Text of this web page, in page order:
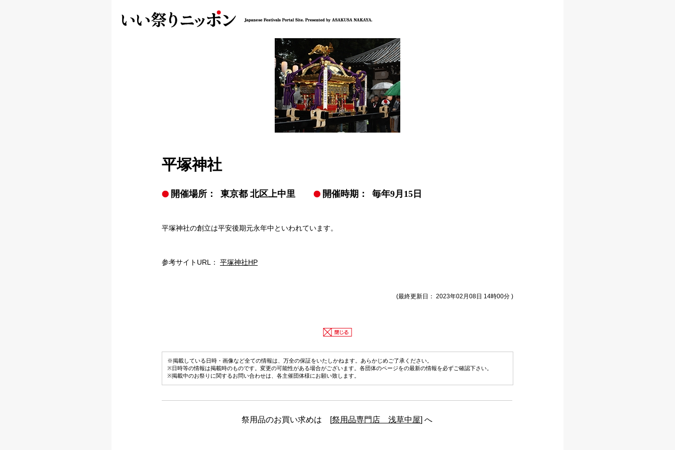
平塚神社
開催場所： 東京都 北区上中里 開催時期： 毎年9月15日
平塚神社の創立は平安後期元永年中といわれています。
参考サイトURL： 平塚神社HP
(最終更新日： 2023年02月08日 14時00分 )
※掲載している日時・画像など全ての情報は、万全の保証をいたしかねます。あらかじめご了承ください。
※日時等の情報は掲載時のものです。変更の可能性がある場合がございます。各団体のページをの最新の情報を必ずご確認下さい。
※掲載中のお祭りに関するお問い合わせは、各主催団体様にお願い致します。
祭用品のお買い求めは [祭用品専門店 浅草中屋] へ